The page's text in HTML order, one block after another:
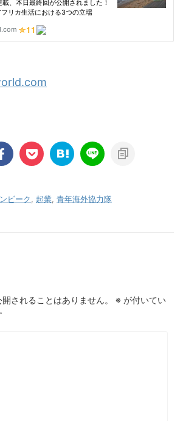
ビーク 起業 青年海外協力隊
されることはありません。 ※ が付いてい